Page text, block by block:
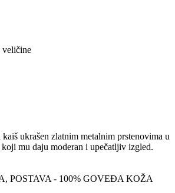
veličine
ukrašen zlatnim metalnim prstenovima u
mu daju moderan i upečatljiv izgled.
POSTAVA - 100% GOVEĐA KOŽA